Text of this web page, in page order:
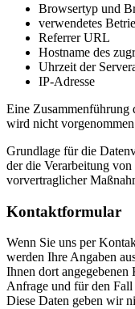
Browsertyp und
verwendetes
Referrer URL
Hostname des
Uhrzeit der
IP-Adresse
Eine Zusammenführung
wird nicht
Grundlage für die
der die Verarbeitung
vorvertraglicher
Kontaktformular
Wenn Sie uns per
werden Ihre Angaben
Ihnen dort
Anfrage und für den Fall
Diese Daten geben wir